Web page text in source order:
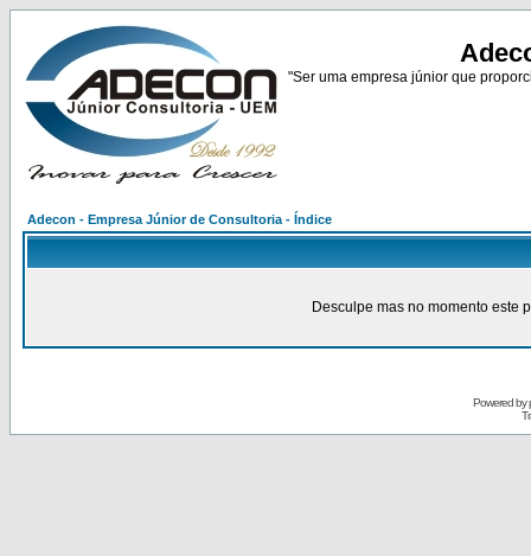
"Ser uma empresa júnior que
Adecon - Empresa Júnior de Consultoria - Índice
Desculpe mas no momento este
Powered by